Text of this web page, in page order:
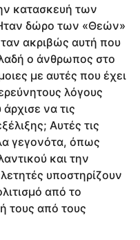
κατασκευή των
δώρο των «Θεών»
ακριβώς αυτή που
ο άνθρωπος στο
με αυτές που έχει
λόγους
να τις
Αυτές τις
γεγονότα, όπως
και την
υποστηρίζουν
από το
τους από τους